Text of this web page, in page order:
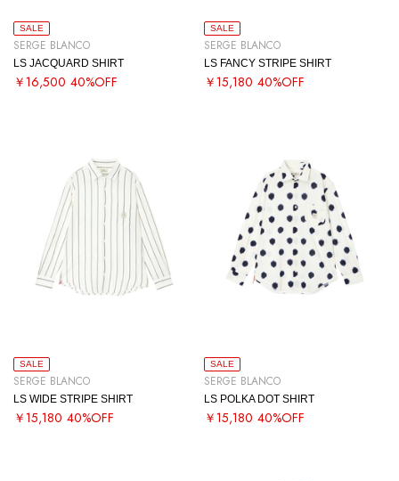
SALE
SERGE BLANCO
LS JACQUARD SHIRT
￥16,500 40%OFF
SALE
SERGE BLANCO
LS FANCY STRIPE SHIRT
￥15,180 40%OFF
SALE
SERGE BLANCO
LS WIDE STRIPE SHIRT
￥15,180 40%OFF
SALE
SERGE BLANCO
LS POLKA DOT SHIRT
￥15,180 40%OFF